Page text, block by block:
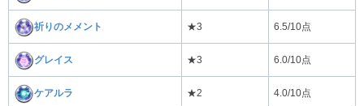
祈りのメメント ★3 6.5/10点
グレイス ★3 6.0/10点
ケアルラ ★2 4.0/10点